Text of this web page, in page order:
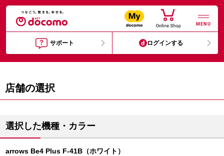
MENU
サポート ログインする
店舗の選択
選択した機種・カラー
arrows Be4 Plus F-41B（ホワイト）